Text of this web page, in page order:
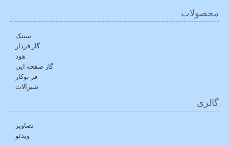
محصولات
سینک
گاز فردار
هود
گاز صفحه ایی
فر توکار
شیرآلات
گالری
تصاویر
ویدئو